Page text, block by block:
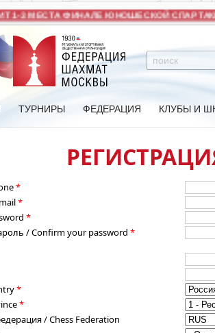
3 МЕСТА ФИНАЛЕ ЮНОШЕСКОЙ
ТУРНИРЫ ФЕДЕРАЦИЯ КЛУБЫ И
*
*
*
/ Confirm your password *
*
*
/ Chess Federation